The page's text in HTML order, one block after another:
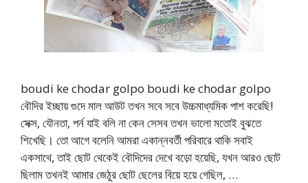
boudi ke chodar golpo boudi ke chodar golpo
বৌদির ইচ্ছায় গুদে মাল আউট তখন সবে সবে উচ্চমাধ্যমিক পাশ করেছি!
সেক্স, যৌনতা, পর্ন যাই বলি না কেন সেসব তখন ভালো মতোই বুঝতে
শিখেছি। তো আগে বলেনি আমরা একান্নবর্তী পরিবারে থাকি সবাই
একসাথে, তাই ছোট থেকেই বৌদিদের দেখে বড়ো হয়েছি, যখন আরও ছোট
ছিলাম তখনই আমার জেঠুর ছোট ছেলের বিয়ে হয়ে গেছিল, …